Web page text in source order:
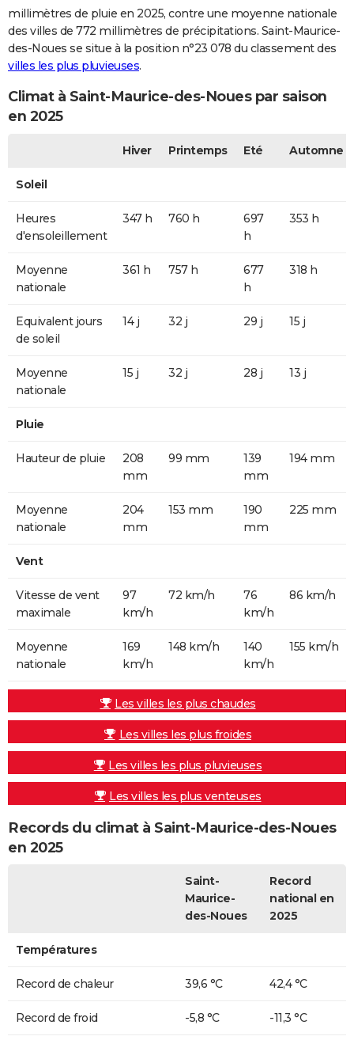
millimètres de pluie en 2025, contre une moyenne nationale
des villes de 772 millimètres de précipitations. Saint-Maurice-
des-Noues se situe à la position n°23 078 du classement des
villes les plus pluvieuses.
Climat à Saint-Maurice-des-Noues par saison
en 2025
Hiver Printemps Eté Automne
Soleil
Heures
d'ensoleillement
347 h 760 h
697
h
353 h
Moyenne
nationale
361 h 757 h
677
h
318 h
Equivalent jours
de soleil
14 j 32 j 29 j 15 j
Moyenne
nationale
15 j 32 j 28 j 13 j
Pluie
Hauteur de pluie
208
mm
99 mm
139
mm
194 mm
Moyenne
nationale
204
mm
153 mm
190
mm
225 mm
Vent
Vitesse de vent
maximale
97
km/h
72 km/h
76
km/h
86 km/h
Moyenne
nationale
169
km/h
148 km/h
140
km/h
155 km/h
Les villes les plus chaudes
Les villes les plus froides
Les villes les plus pluvieuses
Les villes les plus venteuses
Records du climat à Saint-Maurice-des-Noues
en 2025
Saint-
Maurice-
des-Noues
Record
national en
2025
Températures
Record de chaleur 39,6 °C 42,4 °C
Record de froid -5,8 °C -11,3 °C